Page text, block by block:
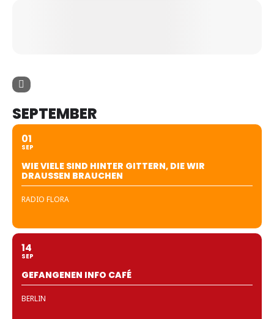
SEPTEMBER
01
SEP
WIE VIELE SIND HINTER GITTERN, DIE WIR
DRAUSSEN BRAUCHEN
RADIO FLORA
14
SEP
GEFANGENEN INFO CAFÉ
BERLIN